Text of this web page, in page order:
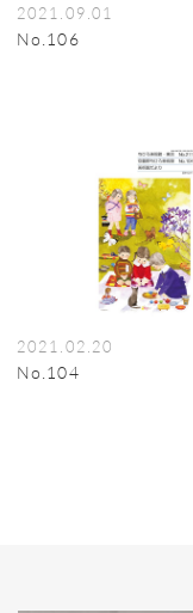
2021.09.01
No.106
2021.02.20
No.104